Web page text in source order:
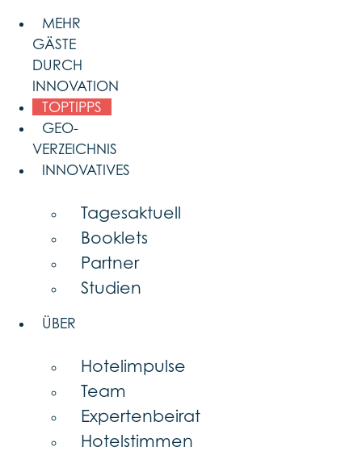
content
MEHR
GÄSTE
DURCH
INNOVATION
TOPTIPPS
GEO-
VERZEICHNIS
INNOVATIVES
Tagesaktuell
Booklets
Partner
Studien
ÜBER
Hotelimpulse
Team
Expertenbeirat
Hotelstimmen